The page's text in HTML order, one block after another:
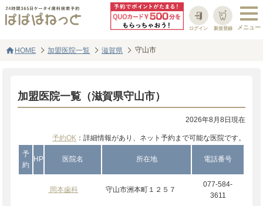
新規登録
ログイン
homeHOME 加盟医院一覧 滋賀県 守山市
加盟医院一覧（滋賀県守山市）
2026年8月8日現在
予約OK：詳細情報があり、ネット予約まで可能な医院です。
予
約
HP 医院名 所在地 電話番号
岡本歯科 守山市洲本町１２５７
077-584-
3611